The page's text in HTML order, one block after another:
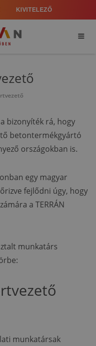
KIVITELEZŐ
bizonyíték rá, hogy
betontermékgyártó
országokban is.
egy magyar
fejlődni úgy, hogy
a TERRÁN
munkatárs
munkatársak